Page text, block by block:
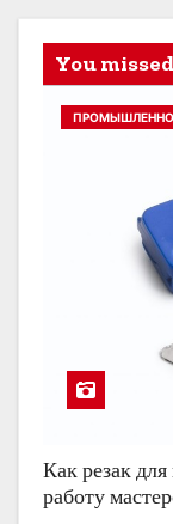
You missed
Как резак
работу